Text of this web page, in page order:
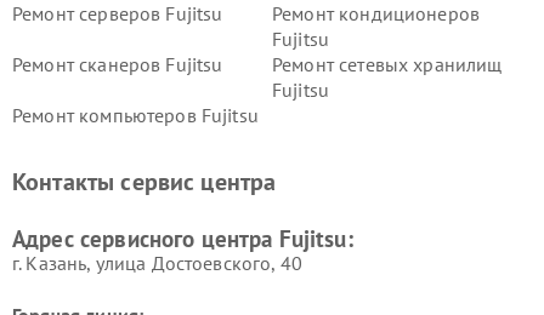
Ремонт серверов Fujitsu
Ремонт кондиционеров
Fujitsu
Ремонт сканеров Fujitsu
Ремонт сетевых хранилищ
Fujitsu
Ремонт компьютеров Fujitsu
Контакты сервис центра
Адрес сервисного центра Fujitsu:
г. Казань, улица Достоевского, 40